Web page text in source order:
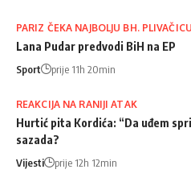
PARIZ ČEKA NAJBOLJU BH. PLIVAČICU
Lana Pudar predvodi BiH na EP
Sport prije 11h 20min
REAKCIJA NA RANIJI ATAK
Hurtić pita Kordića: “Da uđem
sazada?
Vijesti prije 12h 12min